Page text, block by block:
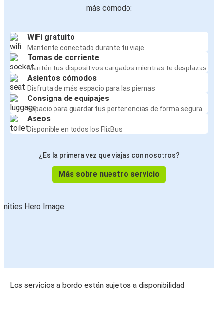
más cómodo:
WiFi gratuito
Mantente conectado durante tu viaje
Tomas de corriente
Mantén tus dispositivos cargados mientras te desplazas
Asientos cómodos
Disfruta de más espacio para las piernas
Consigna de equipajes
Espacio para guardar tus pertenencias de forma segura
Aseos
Disponible en todos los FlixBus
¿Es la primera vez que viajas con nosotros?
Más sobre nuestro servicio
Los servicios a bordo están sujetos a disponibilidad